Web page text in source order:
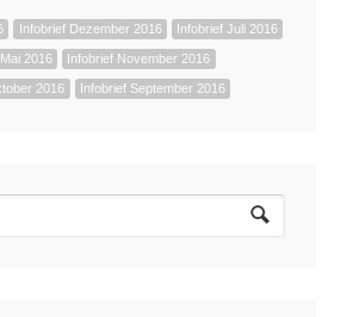
Infobrief Dezember 2016 Infobrief Juli 2016
2016 Infobrief November 2016
2016 Infobrief September 2016